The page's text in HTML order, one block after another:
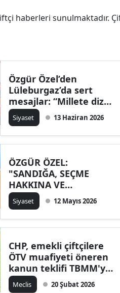
haberleri sunulmaktadır.
Özgür Özel’den
Lüleburgaz’da sert
mesajlar: “Millete diz
çöktüremezsiniz”
Siyaset 13 Haziran 2026
ÖZGÜR ÖZEL:
"SANDIĞA, SEÇME
HAKKINA VE
SEÇTİKLERİNE SAHİP
ÇIKANLARA HELAL
OLSUN, SELAM OLSUN"
Siyaset 12 Mayıs 2026
CHP, emekli çiftçilere
ÖTV muafiyeti öneren
kanun teklifi TBMM'ye
sundu
Meclis 20 Şubat 2026